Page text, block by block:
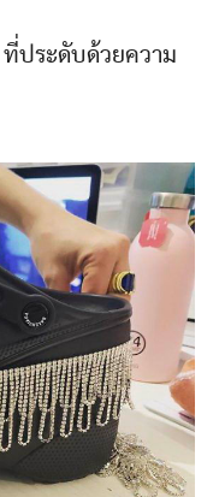
ที่ประดับด้วยความ